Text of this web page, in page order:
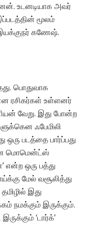
உடனடியாக அவர்
மூலம்
கணேஷ்.
பொதுவாக
ரசிகர்கள் உள்ளனர்
வேறு. இது போன்ற
ஃபேமிலி
ஒரு படத்தை பார்ப்பது
மொமென்ட்ஸ்
என்ற ஒரு பத்து
மேல் வசூலித்து
இது
நமக்கும் இருக்கும்.
‘டார்க்’